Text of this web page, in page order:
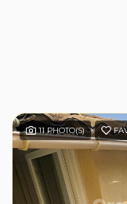
11 PHOTO(S)